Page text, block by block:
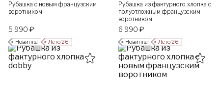
Рубашка с новым французским
воротником
5 990 ₽
Новинка Лето’26
Рубашка из фактурного хлопка с
полуотложным французским
воротником
6 990 ₽
Новинка Лето’26